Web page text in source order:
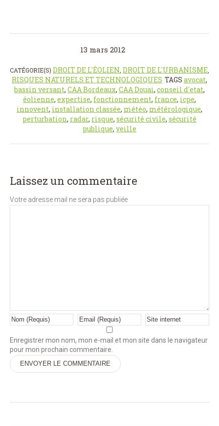
13 mars 2012
CATÉGORIE(S) DROIT DE L'ÉOLIEN DROIT DE L'URBANISME
RISQUES NATURELS ET TECHNOLOGIQUES TAGS avocat,
bassin versant, CAA Bordeaux, CAA Douai, conseil d'etat,
éolienne, expertise, fonctionnement, france, icpe,
innovent, installation classée, météo, métérologique,
perturbation, radar, risque, sécurité civile, sécurité
publique, veille
Laissez un commentaire
Votre adresse mail ne sera pas publiée
Enregistrer mon nom, mon e-mail et mon site dans le navigateur
pour mon prochain commentaire.